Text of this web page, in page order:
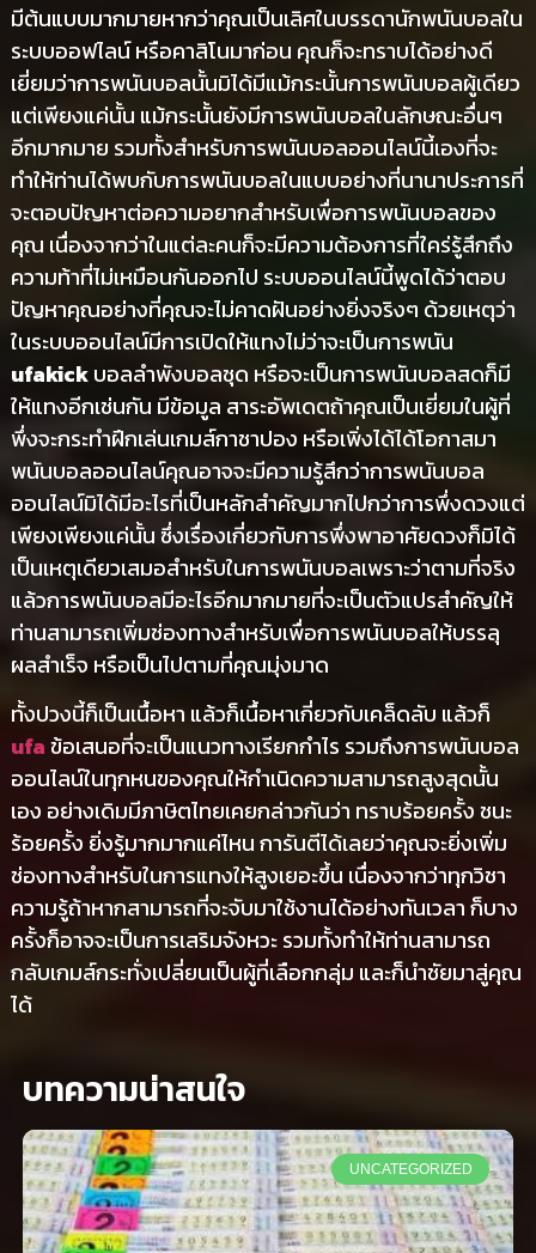
มีต้นแบบมากมายหากว่าคุณเป็นเลิศในบรรดานักพนันบอลใน
ระบบออฟไลน์ หรือคาสิโนมาก่อน คุณก็จะทราบได้อย่างดี
เยี่ยมว่าการพนันบอลนั้นมิได้มีแม้กระนั้นการพนันบอลผู้เดียว
แต่เพียงแค่นั้น แม้กระนั้นยังมีการพนันบอลในลักษณะอื่นๆ
อีกมากมาย รวมทั้งสำหรับการพนันบอลออนไลน์นี้เองที่จะ
ทำให้ท่านได้พบกับการพนันบอลในแบบอย่างที่นานาประการที่
จะตอบปัญหาต่อความอยากสำหรับเพื่อการพนันบอลของ
คุณ เนื่องจากว่าในแต่ละคนก็จะมีความต้องการที่ใคร่รู้สึกถึง
ความท้าที่ไม่เหมือนกันออกไป ระบบออนไลน์นี้พูดได้ว่าตอบ
ปัญหาคุณอย่างที่คุณจะไม่คาดฝันอย่างยิ่งจริงๆ ด้วยเหตุว่า
ในระบบออนไลน์มีการเปิดให้แทงไม่ว่าจะเป็นการพนัน
ufakickบอลลำพังบอลชุด หรือจะเป็นการพนันบอลสดก็มี
ให้แทงอีกเช่นกัน มีข้อมูล สาระอัพเดตถ้าคุณเป็นเยี่ยมในผู้ที่
พึ่งจะกระทำฝึกเล่นเกมส์กาชาปอง หรือเพิ่งได้ได้โอกาสมา
พนันบอลออนไลน์คุณอาจจะมีความรู้สึกว่าการพนันบอล
ออนไลน์มิได้มีอะไรที่เป็นหลักสำคัญมากไปกว่าการพึ่งดวงแต่
เพียงเพียงแค่นั้น ซึ่งเรื่องเกี่ยวกับการพึ่งพาอาศัยดวงก็มิได้
เป็นเหตุเดียวเสมอสำหรับในการพนันบอลเพราะว่าตามที่จริง
แล้วการพนันบอลมีอะไรอีกมากมายที่จะเป็นตัวแปรสำคัญให้
ท่านสามารถเพิ่มช่องทางสำหรับเพื่อการพนันบอลให้บรรลุ
ผลสำเร็จ หรือเป็นไปตามที่คุณมุ่งมาด
ทั้งปวงนี้ก็เป็นเนื้อหา แล้วก็เนื้อหาเกี่ยวกับเคล็ดลับ แล้วก็
ufaข้อเสนอที่จะเป็นแนวทางเรียกกำไร รวมถึงการพนันบอล
ออนไลน์ในทุกหนของคุณให้กำเนิดความสามารถสูงสุดนั้น
เอง อย่างเดิมมีภาษิตไทยเคยกล่าวกันว่า ทราบร้อยครั้ง ชนะ
ร้อยครั้ง ยิ่งรู้มากมากแค่ไหน การันตีได้เลยว่าคุณจะยิ่งเพิ่ม
ช่องทางสำหรับในการแทงให้สูงเยอะขึ้น เนื่องจากว่าทุกวิชา
ความรู้ถ้าหากสามารถที่จะจับมาใช้งานได้อย่างทันเวลา ก็บาง
ครั้งก็อาจจะเป็นการเสริมจังหวะ รวมทั้งทำให้ท่านสามารถ
กลับเกมส์กระทั่งเปลี่ยนเป็นผู้ที่เลือกกลุ่ม และก็นำชัยมาสู่คุณ
ได้
บทความน่าสนใจ
UNCATEGORIZED